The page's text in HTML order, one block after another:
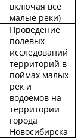
включая все
малые реки)
Проведение
полевых
исследований
территорий в
поймах малых
рек и
водоемов на
территории
города
Новосибирска